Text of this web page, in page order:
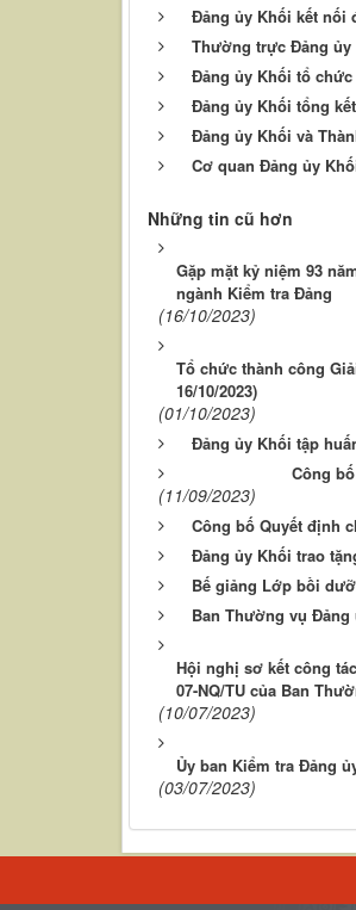
Đảng ủy Khối kết nối
Thường trực Đảng ủy
Đảng ủy Khối tổ
Đảng ủy Khối tổng
Đảng ủy Khối và
Cơ quan Đảng ủy
Những tin cũ hơn
Gặp mặt kỷ niệm 93
ngành Kiểm tra Đảng
(16/10/2023)
Tổ chức thành công
16/10/2023)
(01/10/2023)
Đảng ủy Khối tập
Công
(11/09/2023)
Công bố Quyết định
Đảng ủy Khối trao
Bế giảng Lớp bồi
Ban Thường vụ
Hội nghị sơ kết công
07-NQ/TU của Ban
(10/07/2023)
Ủy ban Kiểm tra Đảng
(03/07/2023)